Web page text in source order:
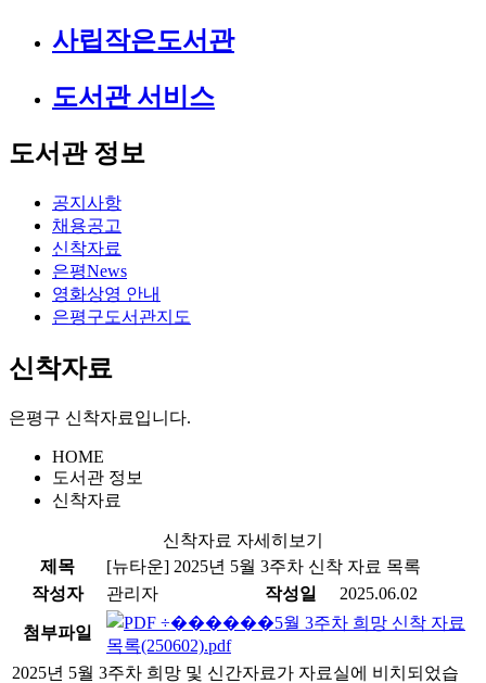
사립작은도서관
도서관 서비스
도서관 정보
공지사항
채용공고
신착자료
은평News
영화상영 안내
은평구도서관지도
신착자료
은평구 신착자료입니다.
HOME
도서관 정보
신착자료
신착자료 자세히보기
제목
[뉴타운] 2025년 5월 3주차 신착 자료 목록
작성자
관리자 작성일 2025.06.02
첨부파일
5월 3주차 희망 신착 자료
목록(250602).pdf
2025년 5월 3주차 희망 및 신간자료가 자료실에 비치되었습